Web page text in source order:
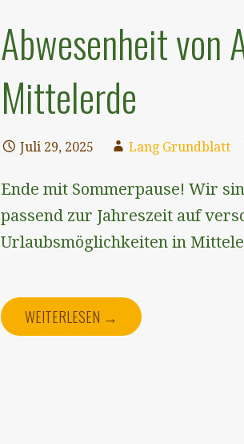
Abwesenheit von
Mittelerde
Juli 29, 2025 Lang Grundblatt
Ende mit Sommerpause! Wir
passend zur Jahreszeit auf
Urlaubsmöglichkeiten in
WEITERLESEN →